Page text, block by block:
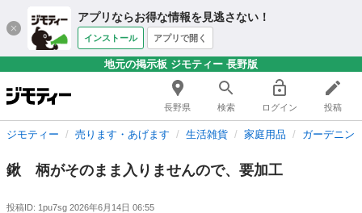
アプリならお得な情報を見逃さない！
インストール アプリで開く
地元の掲示板 ジモティー 長野版
長野県 検索 ログイン 投稿
ジモティー 売ります・あげます 生活雑貨 家庭用品 ガーデニン
鍬 柄がそのまま入りませんので、要加工
投稿ID: 1pu7sg 2026年6月14日 06:55